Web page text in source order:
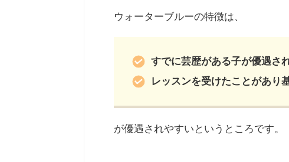
ウォーターブルーの特徴は、
すでに芸歴がある子が優遇さ
レッスンを受けたことがあり
が優遇されやすいというところです。